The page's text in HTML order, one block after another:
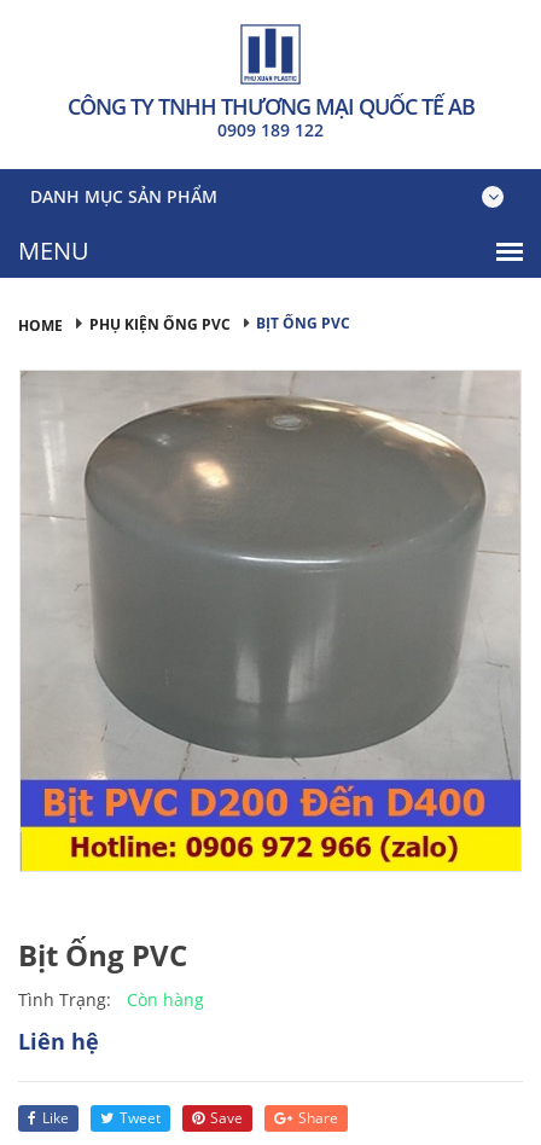
CÔNG TY TNHH THƯƠNG MẠI QUỐC TẾ AB
0909 189 122
DANH MỤC SẢN PHẨM
HOME PHỤ KIỆN ỐNG PVC BỊT ỐNG PVC
Bịt Ống PVC
Tình Trạng: Còn hàng
Liên hệ
Like Tweet Save Share